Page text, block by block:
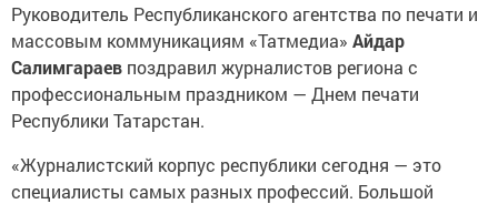
Руководитель Республиканского агентства по печати и
массовым коммуникациям «Татмедиа» Айдар
Салимгараев поздравил журналистов региона с
профессиональным праздником — Днем печати
Республики Татарстан.
«Журналистский корпус республики сегодня — это
специалисты самых разных профессий. Большой